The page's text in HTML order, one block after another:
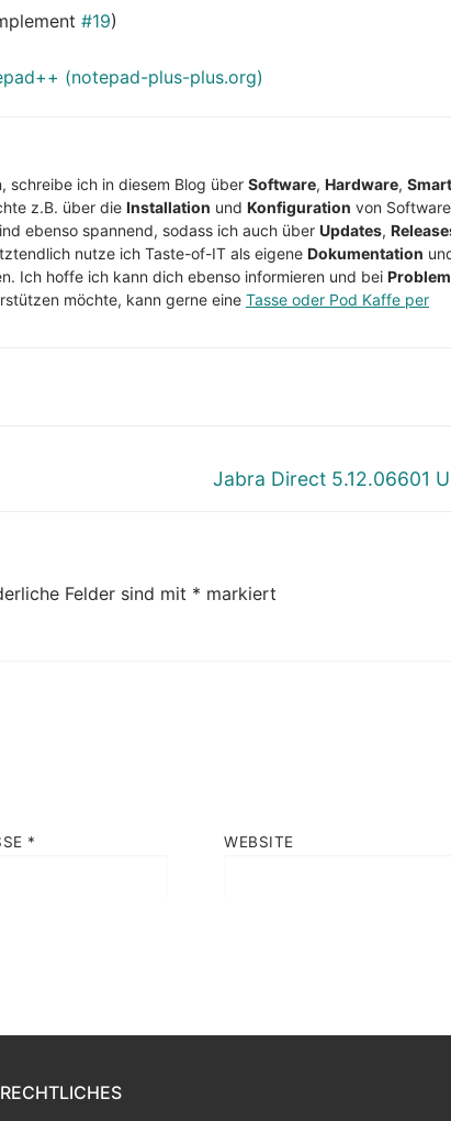
#19)
(notepad-plus-plus.org)
schreibe ich in diesem Blog über Software, Hardware, Smart
z.B. über die Installation und Konfiguration von
ebenso spannend, sodass ich auch über Updates,
nutze ich Taste-of-IT als eigene Dokumentation
Ich hoffe ich kann dich ebenso informieren und bei
möchte, kann gerne eine Tasse oder Pod Kaffe per
Nächster
Jabra Direct 5.12.06601
Felder sind mit * markiert
* WEBSITE
RECHTLICHES